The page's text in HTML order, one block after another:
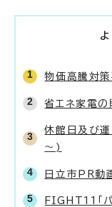
物価高騰対
省エネ家電の
休館日及び
～)
日立市PR動
FIGHT11「パ